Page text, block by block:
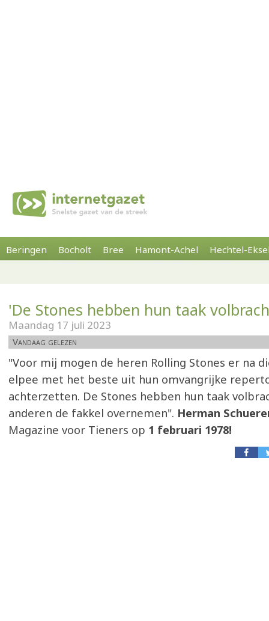
Beringen Bocholt Bree Hamont-Achel Hechtel-
'De Stones hebben hun taak
Maandag 17 juli 2023
Vandaag gelezen
"Voor mij mogen de heren Rolling Stones er na
elpee met het beste uit hun omvangrijke
achterzetten. De Stones hebben hun taak
anderen de fakkel overnemen". Herman
Magazine voor Tieners op 1 februari 1978!